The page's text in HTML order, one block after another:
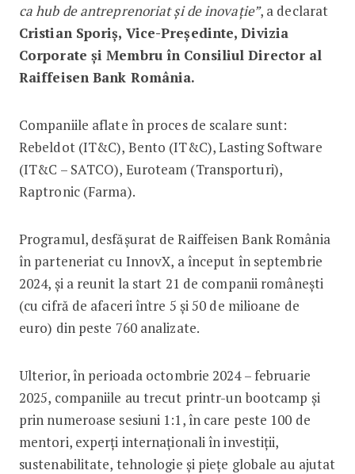
ca hub de antreprenoriat și de inovație”, a declarat
Cristian Sporiș, Vice-Președinte, Divizia
Corporate și Membru în Consiliul Director al
Raiffeisen Bank România.
Companiile aflate în proces de scalare sunt:
Rebeldot (IT&C), Bento (IT&C), Lasting Software
(IT&C – SATCO), Euroteam (Transporturi),
Raptronic (Farma).
Programul, desfășurat de Raiffeisen Bank România
în parteneriat cu InnovX, a început în septembrie
2024, și a reunit la start 21 de companii românești
(cu cifră de afaceri între 5 și 50 de milioane de
euro) din peste 760 analizate.
Ulterior, în perioada octombrie 2024 – februarie
2025, companiile au trecut printr-un bootcamp și
prin numeroase sesiuni 1:1, în care peste 100 de
mentori, experți internaționali în investiții,
sustenabilitate, tehnologie și piețe globale au ajutat